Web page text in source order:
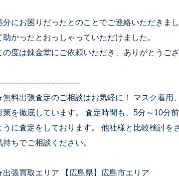
分にお困りだったとのことでご連絡いただきま
助かったとおっしゃっていただけました。
の度は錬金堂にご依頼いただき、ありがとうござ
料出張査定のご相談はお気軽に！ マスク着用
策を徹底しています。 査定時間も、5分～10分
うに査定をしております。 他社様と比較検討
持ちでご相談ください。
張買取エリア 【広島県】広島市エリア